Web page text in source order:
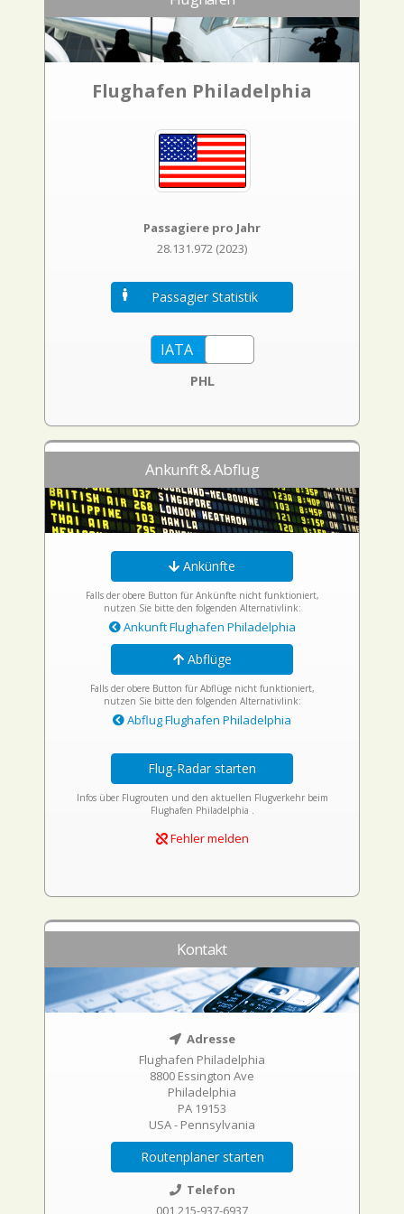
Flughafen Philadelphia
Passagiere pro Jahr
28.131.972 (2023)
Passagier Statistik
PHL
Ankunft & Abflug
Ankünfte
Falls der obere Button für Ankünfte nicht funktioniert,
nutzen Sie bitte den folgenden Alternativlink:
Ankunft Flughafen Philadelphia
Abflüge
Falls der obere Button für Abflüge nicht funktioniert,
nutzen Sie bitte den folgenden Alternativlink:
Abflug Flughafen Philadelphia
Flug-Radar starten
Infos über Flugrouten und den aktuellen Flugverkehr beim
Flughafen Philadelphia .
Fehler melden
Kontakt
Adresse
Flughafen Philadelphia
8800 Essington Ave
Philadelphia
PA 19153
USA - Pennsylvania
Routenplaner starten
Telefon
001 215-937-6937